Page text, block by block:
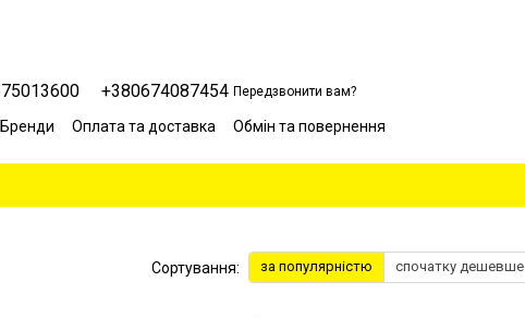
+380674087454 Передзвонити вам?
Бренди Оплата та доставка
Обмін та повернення
Сортування: за популярністю спочатку дешевше